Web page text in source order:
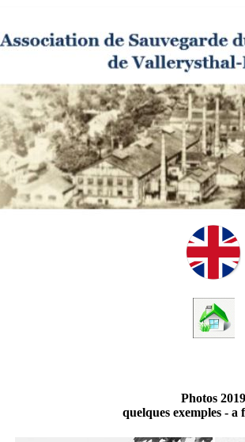
Photos 2019
quelques exemples - a